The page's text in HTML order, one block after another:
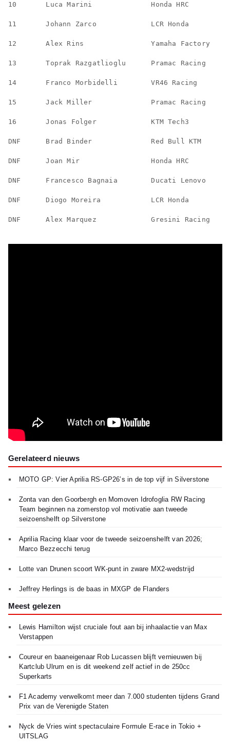
10       Luca Marini              Honda HRC
11       Johann Zarco             LCR Honda
12       Alex Rins                Yamaha Factory
13       Toprak Razgatlioglu      Pramac Racing
14       Franco Morbidelli        VR46 Racing
15       Jack Miller              Pramac Racing
16       Jonas Folger             KTM Tech3
DNF      Brad Binder              Red Bull KTM
DNF      Joan Mir                 Honda HRC
DNF      Francesco Bagnaia        Ducati Lenovo
DNF      Diogo Moreira            LCR Honda
DNF      Alex Marquez             Gresini Racing
Gerelateerd nieuws
MOTO GP: Vier Aprilia RS-GP26’s in de top vijf in Silverstone
Zonta van den Goorbergh en Momoven Idrofoglia RW Racing
Team beginnen na zomerstop vol motivatie aan tweede
seizoenshelft op Silverstone
Aprilia Racing klaar voor de tweede seizoenshelft van 2026;
Marco Bezzecchi terug
Lotte van Drunen scoort WK-punt in zware MX2-wedstrijd
Jeffrey Herlings is de baas in MXGP de Flanders
Meest gelezen
Lewis Hamilton wijst cruciale fout aan bij inhaalactie van Max
Verstappen
Coureur en baaneigenaar Rob Lucassen blijft vernieuwen bij
Kartclub Ulrum en is dit weekend zelf actief in de 250cc
Superkarts
F1 Academy verwelkomt meer dan 7.000 studenten tijdens Grand
Prix van de Verenigde Staten
Nyck de Vries wint spectaculaire Formule E-race in Tokio +
UITSLAG